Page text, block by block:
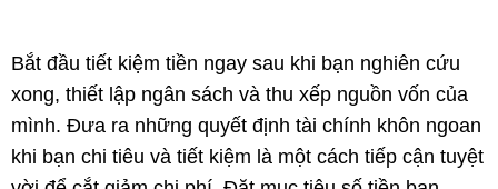
Bắt đầu tiết kiệm tiền ngay sau khi bạn nghiên cứu
xong, thiết lập ngân sách và thu xếp nguồn vốn của
mình. Đưa ra những quyết định tài chính khôn ngoan
khi bạn chi tiêu và tiết kiệm là một cách tiếp cận tuyệt